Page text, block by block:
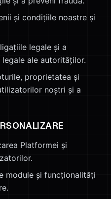
și condițiile noastre și
legale și a
ale autorităților.
proprietatea și
noștri și a
Platformei și
module și funcționalități